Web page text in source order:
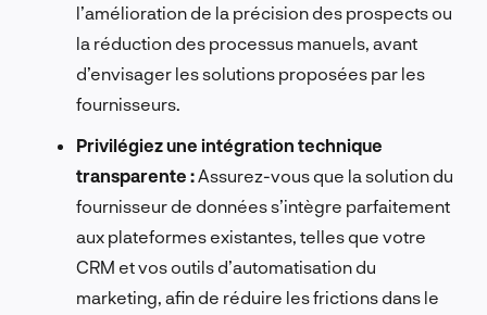
l’amélioration de la précision des prospects ou
la réduction des processus manuels, avant
d’envisager les solutions proposées par les
fournisseurs.
Privilégiez une intégration technique
transparente : Assurez-vous que la solution du
fournisseur de données s’intègre parfaitement
aux plateformes existantes, telles que votre
CRM et vos outils d’automatisation du
marketing, afin de réduire les frictions dans le